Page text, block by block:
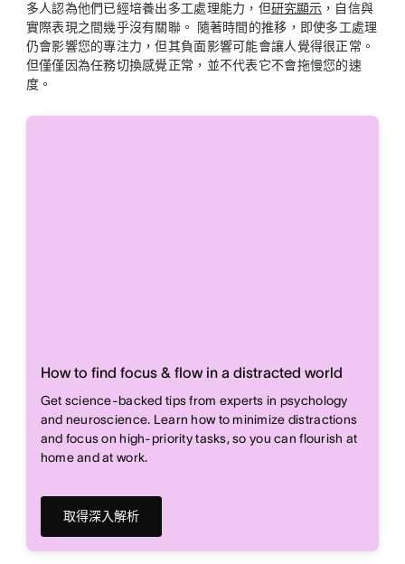
多人認為他們已經培養出多工處理能力，但研究顯示 ，自信與
實際表現之間幾乎沒有關聯。 隨著時間的推移，即使多工處理
仍會影響您的專注力，但其負面影響可能會讓人覺得很正常。
但僅僅因為任務切換感覺正常，並不代表它不會拖慢您的速
度。
How to find focus & flow in a distracted world
Get science-backed tips from experts in psychology
and neuroscience. Learn how to minimize distractions
and focus on high-priority tasks, so you can flourish at
home and at work.
取得深入解析